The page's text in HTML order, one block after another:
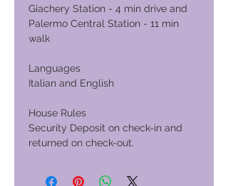
Giachery Station - 4 min drive and
Palermo Central Station - 11 min
walk
Languages
Italian and English
House Rules
Security Deposit on check-in and
returned on check-out.